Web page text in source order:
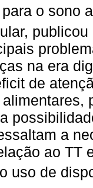
o sono
na era
de
a
ao TT
uso de